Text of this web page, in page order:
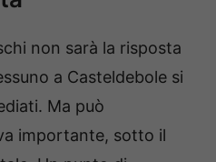
non sarà la risposta
a Casteldebole si
Ma può
importante, sotto il